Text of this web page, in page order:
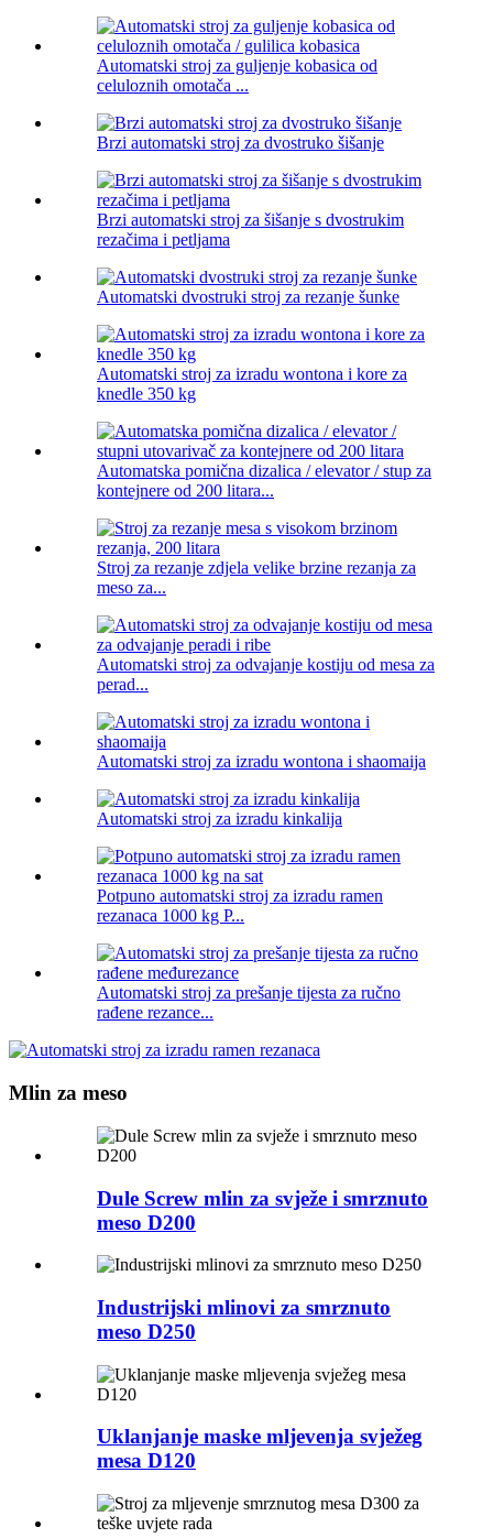
Automatski stroj za guljenje kobasica od
celuloznih omotača ...
Brzi automatski stroj za dvostruko šišanje
Brzi automatski stroj za šišanje s dvostrukim
rezačima i petljama
Automatski dvostruki stroj za rezanje šunke
Automatski stroj za izradu wontona i kore za
knedle 350 kg
Automatska pomična dizalica / elevator / stup za
kontejnere od 200 litara...
Stroj za rezanje zdjela velike brzine rezanja za
meso za...
Automatski stroj za odvajanje kostiju od mesa za
perad...
Automatski stroj za izradu wontona i shaomaija
Automatski stroj za izradu kinkalija
Potpuno automatski stroj za izradu ramen
rezanaca 1000 kg P...
Automatski stroj za prešanje tijesta za ručno
rađene rezance...
Mlin za meso
Dule Screw mlin za svježe i smrznuto
meso D200
Industrijski mlinovi za smrznuto
meso D250
Uklanjanje maske mljevenja svježeg
mesa D120